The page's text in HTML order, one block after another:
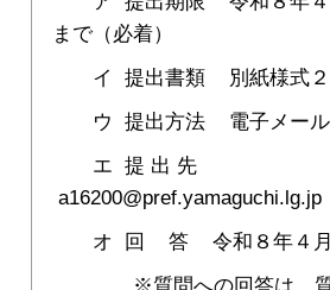
まで（必着）
イ 提出書類 別紙様式２
ウ 提出方法 電子メール
エ 提 出 先
a16200@pref.yamaguchi.lg.jp
オ 回 答 令和８年４月